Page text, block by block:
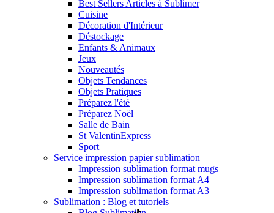
Best Sellers Articles à Sublimer
Cuisine
Décoration d'Intérieur
Déstockage
Enfants & Animaux
Jeux
Nouveautés
Objets Tendances
Objets Pratiques
Préparez l'été
Préparez Noël
Salle de Bain
St ValentinExpress
Sport
Service impression papier sublimation
Impression sublimation format mugs
Impression sublimation format A4
Impression sublimation format A3
Sublimation : Blog et tutoriels